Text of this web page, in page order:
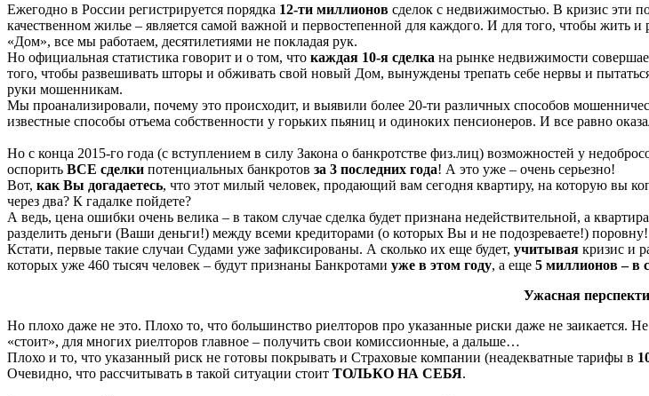
Ежегодно в России регистрируется порядка 12-ти миллионов сделок с недвижимостью. В кризис эти
качественном жилье – является самой важной и первостепенной для каждого. И для того, чтобы
«Дом», все мы работаем, десятилетиями не покладая рук.
Но официальная статистика говорит и о том, что каждая 10-я сделка на рынке недвижимости
того, чтобы развешивать шторы и обживать свой новый Дом, вынуждены трепать себе нервы и
руки мошенникам.
Мы проанализировали, почему это происходит, и выявили более 20-ти различных способов
известные способы отъема собственности у горьких пьяниц и одиноких пенсионеров. И все равно
Но с конца 2015-го года (с вступлением в силу Закона о банкротстве физ.лиц) возможностей у
оспорить ВСЕ сделки потенциальных банкротов за 3 последних года! А это уже – очень серьезно!
Вот, как Вы догадаетесь, что этот милый человек, продающий вам сегодня квартиру, на которую вы
через два? К гадалке пойдете?
А ведь, цена ошибки очень велика – в таком случае сделка будет признана недействительной, а
разделить деньги (Ваши деньги!) между всеми кредиторами (о которых Вы и не подозреваете!) поровну!
Кстати, первые такие случаи Судами уже зафиксированы. А сколько их еще будет, учитывая кризис и
которых уже 460 тысяч человек – будут признаны Банкротами уже в этом году, а еще 5 миллионов – в
Ужасная
Но плохо даже не это. Плохо то, что большинство риелторов про указанные риски даже не заикается.
«стоит», для многих риелторов главное – получить свои комиссионные, а дальше…
Плохо и то, что указанный риск не готовы покрывать и Страховые компании (неадекватные тарифы в
Очевидно, что рассчитывать в такой ситуации стоит ТОЛЬКО НА СЕБЯ.